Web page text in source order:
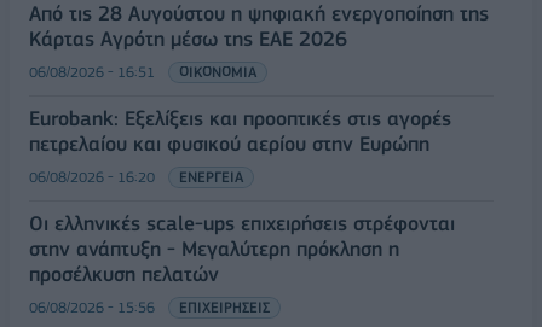
Από τις 28 Αυγούστου η ψηφιακή ενεργοποίηση της
Κάρτας Αγρότη μέσω της ΕΑΕ 2026
06/08/2026 - 16:51 ΟΙΚΟΝΟΜΙΑ
Eurobank: Εξελίξεις και προοπτικές στις αγορές
πετρελαίου και φυσικού αερίου στην Ευρώπη
06/08/2026 - 16:20 ΕΝΕΡΓΕΙΑ
Οι ελληνικές scale-ups επιχειρήσεις στρέφονται
στην ανάπτυξη - Μεγαλύτερη πρόκληση η
προσέλκυση πελατών
06/08/2026 - 15:56 ΕΠΙΧΕΙΡΗΣΕΙΣ